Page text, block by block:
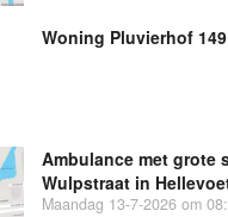
Woning Pluvierhof
Ambulance met grote
Wulpstraat in
Maandag 13-7-2026 om